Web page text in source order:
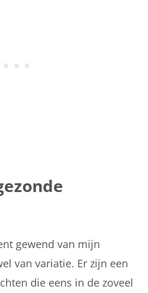
gewend van mijn
van variatie. Er zijn een
die eens in de zoveel